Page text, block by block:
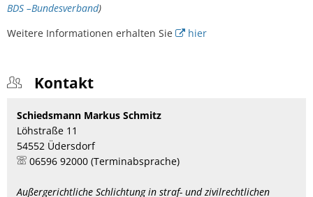
BDS –Bundesverband)
Weitere Informationen erhalten Sie
hier
Kontakt
Schiedsmann Markus Schmitz
Löhstraße 11
54552 Üdersdorf
06596 92000 (Terminabsprache)
Außergerichtliche Schlichtung in straf- und zivilrechtlichen